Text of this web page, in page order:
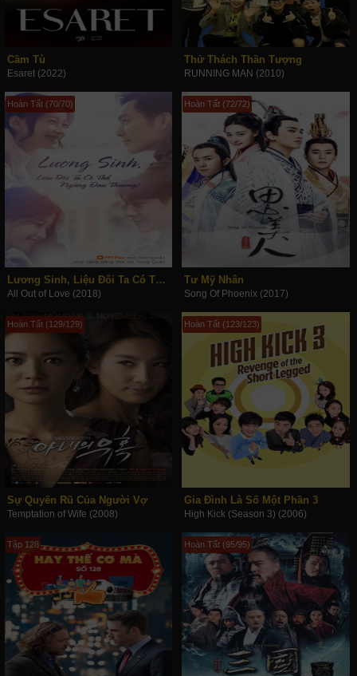
Cầm Tù
Esaret (2022)
Thử Thách Thần Tượng
RUNNING MAN (2010)
Hoàn Tất (70/70)
Lương Sinh, Liệu Đôi Ta Có Thể Ngừng Đau Thương?
All Out of Love (2018)
Hoàn Tất (72/72)
Tư Mỹ Nhân
Song Of Phoenix (2017)
Hoàn Tất (129/129)
Sự Quyến Rũ Của Người Vợ
Temptation of Wife (2008)
Hoàn Tất (123/123)
Gia Đình Là Số Một Phần 3
High Kick (Season 3) (2006)
Tập 128 Hoàn Tất (95/95)